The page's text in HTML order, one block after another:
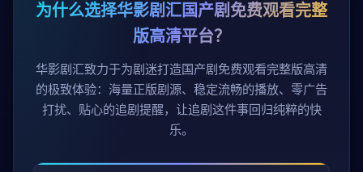
为什么选择华影剧汇国产剧免费观看完整
版高清平台？
华影剧汇致力于为剧迷打造国产剧免费观看完整版高清
的极致体验：海量正版剧源、稳定流畅的播放、零广告
打扰、贴心的追剧提醒，让追剧这件事回归纯粹的快
乐。